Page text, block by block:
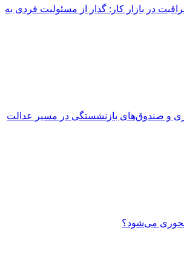
در بازار کار: گذار از مسئولیت فردی به
و صندوق‌های بازنشستگی در مسیر عدالت
می‌شود؟